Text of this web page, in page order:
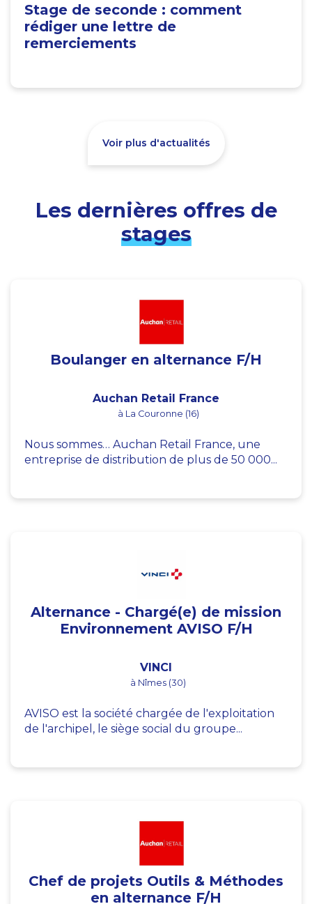
Stage de seconde : comment
rédiger une lettre de
remerciements
Voir plus d'actualités
Les dernières offres de
stages
Boulanger en alternance F/H
Auchan Retail France
à La Couronne (16)
Nous sommes… Auchan Retail France, une
entreprise de distribution de plus de 50 000...
Alternance - Chargé(e) de mission
Environnement AVISO F/H
VINCI
à Nîmes (30)
AVISO est la société chargée de l'exploitation
de l'archipel, le siège social du groupe...
Chef de projets Outils & Méthodes
en alternance F/H